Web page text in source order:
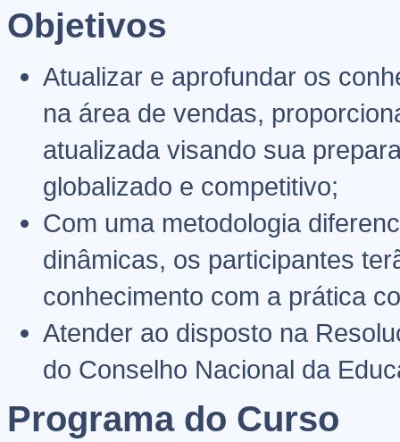
Objetivos
Atualizar e aprofundar os
na área de vendas,
atualizada visando sua
globalizado e competitivo;
Com uma metodologia
dinâmicas, os participantes
conhecimento com a prática
Atender ao disposto na
do Conselho Nacional da
Programa do Curso